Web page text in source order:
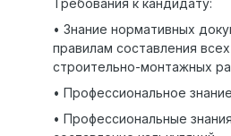
Требования к кандидату:
• Знание нормативных
правилам составления
строительно-монтажных
• Профессиональное
• Профессиональные